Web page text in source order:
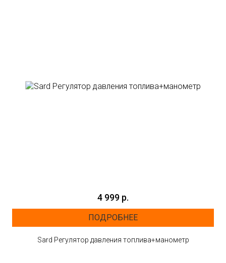
4 999 р.
ПОДРОБНЕЕ
Sard Регулятор давления топлива+манометр